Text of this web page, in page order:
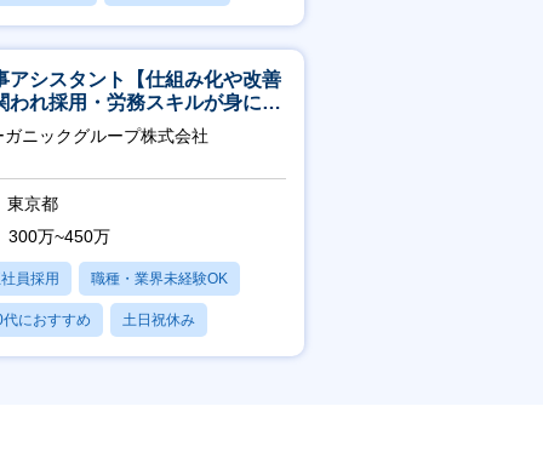
なし
アシスタント【仕組み化や改善
われ採用・労務スキルが身につ
境／年商120億円超の事業会
ガニックグループ株式会社
東京都
300万~450万
員採用 職種・業界未経験OK
代におすすめ 土日祝休み
120日以上